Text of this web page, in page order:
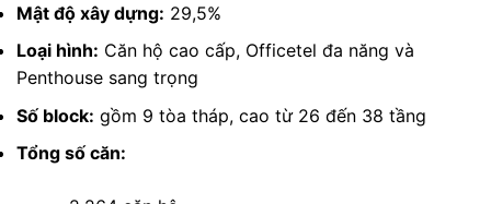
Mật độ xây dựng: 29,5%
Loại hình: Căn hộ cao cấp, Officetel đa năng và
Penthouse sang trọng
Số block: gồm 9 tòa tháp, cao từ 26 đến 38 tầng
Tổng số căn: